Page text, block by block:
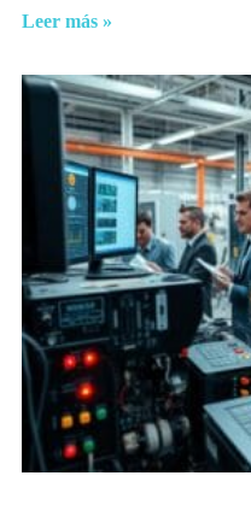
Leer más »